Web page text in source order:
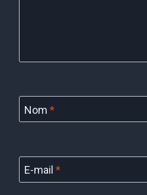
Nom *
E-mail *